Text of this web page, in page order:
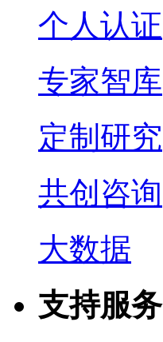
个人认证
专家智库
定制研究
共创咨询
大数据
支持服务